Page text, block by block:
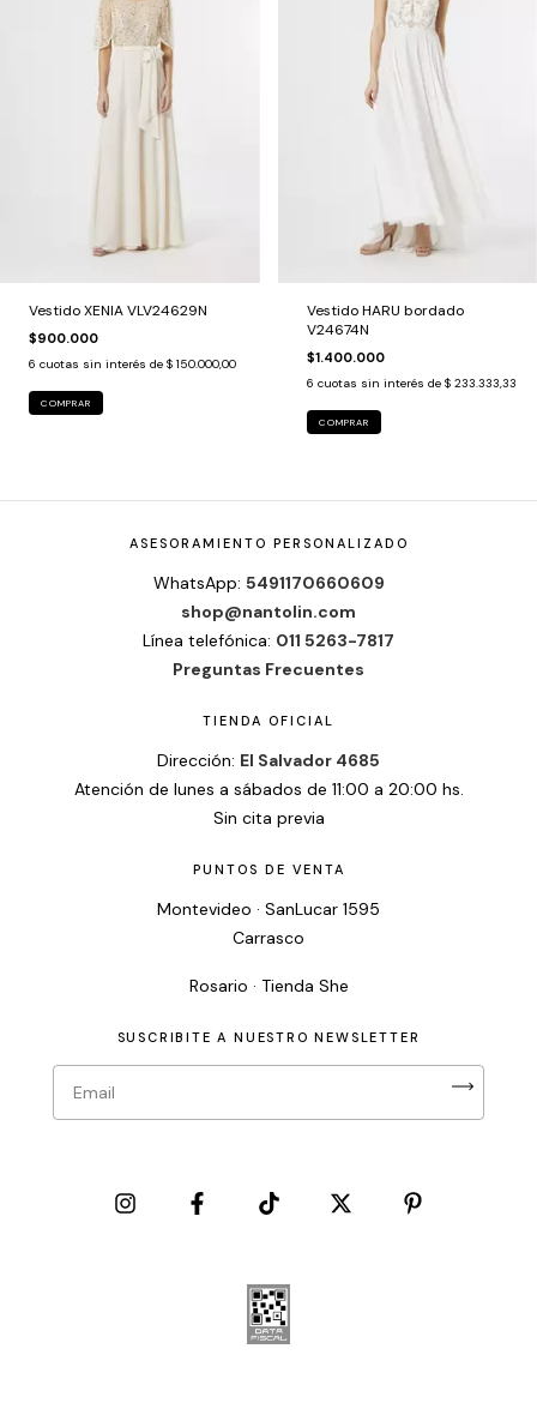
Vestido XENIA VLV24629N
$900.000
6 cuotas sin interés de $ 150.000,00
COMPRAR
Vestido HARU bordado
V24674N
$1.400.000
6 cuotas sin interés de $ 233.333,33
COMPRAR
ASESORAMIENTO PERSONALIZADO
WhatsApp: 5491170660609
shop@nantolin.com
Línea telefónica: 011 5263-7817
Preguntas Frecuentes
TIENDA OFICIAL
Dirección: El Salvador 4685
Atención de lunes a sábados de 11:00 a 20:00 hs.
Sin cita previa
PUNTOS DE VENTA
Montevideo · SanLucar 1595
Carrasco
Rosario · Tienda She
SUSCRIBITE A NUESTRO NEWSLETTER